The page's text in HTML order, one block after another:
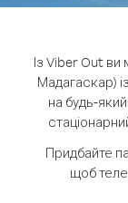
Із Viber Out
Мадагаскар)
на будь-
Придбайте
щоб